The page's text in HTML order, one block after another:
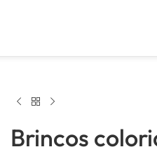
Brincos